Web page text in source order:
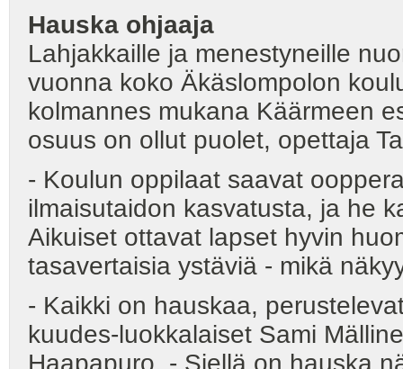
Hauska ohjaaja
Lahjakkaille ja menestyneille
vuonna koko Äkäslompolon
kolmannes mukana Käärmeen
osuus on ollut puolet, opettaja
- Koulun oppilaat saavat
ilmaisutaidon kasvatusta, ja he
Aikuiset ottavat lapset hyvin
tasavertaisia ystäviä - mikä
- Kaikki on hauskaa,
kuudes-luokkalaiset Sami
Haapapuro. - Siellä on hauska